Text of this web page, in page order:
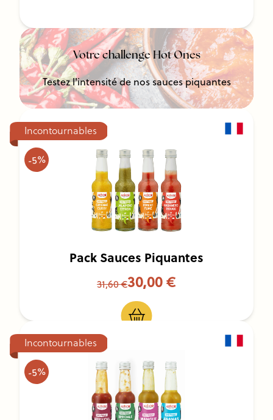
Votre challenge Hot Ones
Testez l'intensité de nos sauces piquantes
Incontournables
-5%
Pack Sauces Piquantes
31,60 €30,00 €
Incontournables
-5%